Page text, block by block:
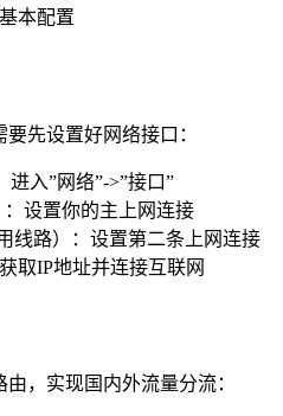
本配置
先设置好网络接口：
进入”网络”->”接口”
设置你的主上网连接
线路）：设置第二条上网连接
取IP地址并连接互联网
，实现国内外流量分流：